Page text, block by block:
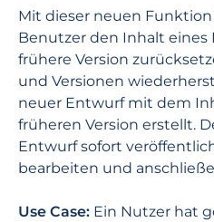
Mit dieser neuen
Benutzer den Inhalt eines
frühere Version
und Versionen
neuer Entwurf mit dem
früheren Version erstellt.
Entwurf sofort
bearbeiten und
Use Case: Ein Nutzer hat